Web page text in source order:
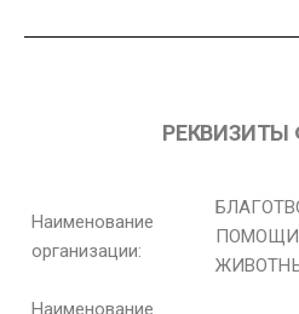
РЕКВИЗИТЫ
Наименование
организации:
Наименование